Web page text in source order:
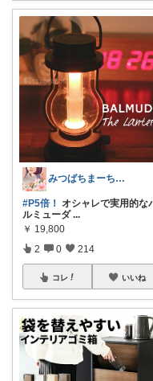
みつばちまーちᵀᴴᴬᴺᴷ ᵞᴼᵁ ◡̈*
#P5倍！ オシャレで実用的な
ルミューダ ...
￥ 19,800
2 0 214
コレ いいね